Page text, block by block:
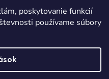
poskytovanie funkcií
používame súbory